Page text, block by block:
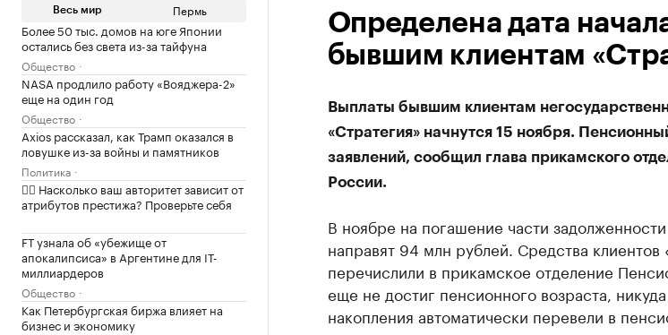
Весь мир Пермь
Более 50 тыс. домов на юге Японии
остались без света из-за тайфуна
Общество
NASA продлило работу «Вояджера-2»
еще на один год
Общество
Axios рассказал, как Трамп оказался в
ловушке из-за войны и памятников
Политика
✍🏻 Насколько ваш авторитет зависит от
атрибутов престижа? Проверьте себя
FT узнала об «убежище от
апокалипсиса» в Аргентине для IT-
миллиардеров
Общество
Как Петербургская биржа влияет на
бизнес и экономику
Определена дата
бывшим клиентам
Выплаты бывшим клиентам
«Стратегия» начнутся 15 ноября.
заявлений, сообщил глава прикамского
России.
В ноябре на погашение части
направят 94 млн рублей. Средства клиентов
перечислили в прикамское отделение
еще не достиг пенсионного возраста,
накопления автоматически перевели в